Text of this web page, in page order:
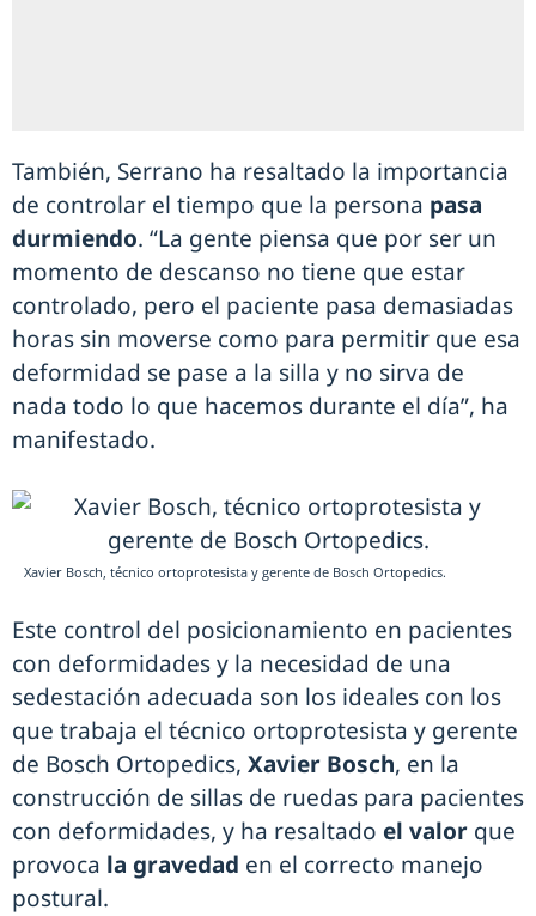
También, Serrano ha resaltado la importancia
de controlar el tiempo que la persona pasa
durmiendo. “La gente piensa que por ser un
momento de descanso no tiene que estar
controlado, pero el paciente pasa demasiadas
horas sin moverse como para permitir que esa
deformidad se pase a la silla y no sirva de
nada todo lo que hacemos durante el día”, ha
manifestado.
Xavier Bosch, técnico ortoprotesista y gerente de Bosch Ortopedics.
Este control del posicionamiento en pacientes
con deformidades y la necesidad de una
sedestación adecuada son los ideales con los
que trabaja el técnico ortoprotesista y gerente
de Bosch Ortopedics, Xavier Bosch, en la
construcción de sillas de ruedas para pacientes
con deformidades, y ha resaltado el valor que
provoca la gravedad en el correcto manejo
postural.